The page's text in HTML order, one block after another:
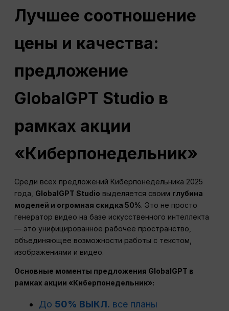
Лучшее соотношение
цены и качества:
предложение
GlobalGPT Studio в
рамках акции
«Киберпонедельник»
Среди всех предложений Киберпонедельника 2025
года, GlobalGPT Studio выделяется своим глубина
моделей и огромная скидка 50%. Это не просто
генератор видео на базе искусственного интеллекта
— это унифицированное рабочее пространство,
объединяющее возможности работы с текстом,
изображениями и видео.
Основные моменты предложения GlobalGPT в
рамках акции «Киберпонедельник»:
До 50% ВЫКЛ. все планы